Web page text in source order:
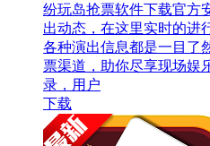
纷玩岛抢票软件下载官方
出动态，在这里实时的进
各种演出信息都是一目了
票渠道，助你尽享现场娱
录，用户
下载